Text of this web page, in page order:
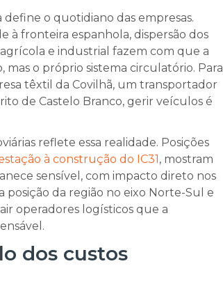
o quotidiano das empresas.
à fronteira espanhola, dispersão dos
e industrial fazem com que a
mas o próprio sistema circulatório. Para
têxtil da Covilhã, um transportador
de Castelo Branco, gerir veículos é
reflete essa realidade. Posições
à construção do IC31, mostram
sensível, com impacto direto nos
posição da região no eixo Norte-Sul e
operadores logísticos que a
dos custos